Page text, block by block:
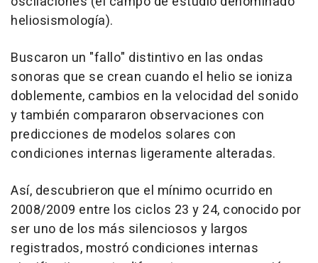
heliosismología).
Buscaron un "fallo" distintivo en las ondas
sonoras que se crean cuando el helio se ioniza
doblemente, cambios en la velocidad del sonido
y también compararon observaciones con
predicciones de modelos solares con
condiciones internas ligeramente alteradas.
Así, descubrieron que el mínimo ocurrido en
2008/2009 entre los ciclos 23 y 24, conocido por
ser uno de los más silenciosos y largos
registrados, mostró condiciones internas